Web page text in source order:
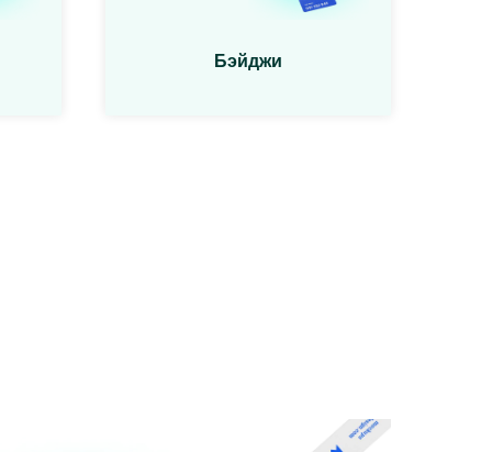
Бэйджи